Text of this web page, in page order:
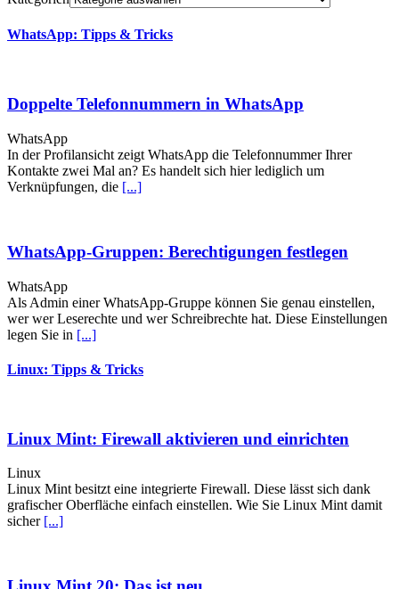
WhatsApp: Tipps & Tricks
Doppelte Telefonnummern in WhatsApp
WhatsApp
In der Profilansicht zeigt WhatsApp die Telefonnummer Ihrer
Kontakte zwei Mal an? Es handelt sich hier lediglich um
Verknüpfungen, die [...]
WhatsApp-Gruppen: Berechtigungen festlegen
WhatsApp
Als Admin einer WhatsApp-Gruppe können Sie genau einstellen,
wer wer Leserechte und wer Schreibrechte hat. Diese Einstellungen
legen Sie in [...]
Linux: Tipps & Tricks
Linux Mint: Firewall aktivieren und einrichten
Linux
Linux Mint besitzt eine integrierte Firewall. Diese lässt sich dank
grafischer Oberfläche einfach einstellen. Wie Sie Linux Mint damit
sicher [...]